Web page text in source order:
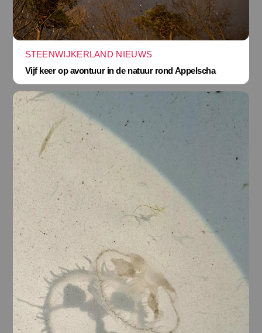
STEENWIJKERLAND NIEUWS
Vijf keer op avontuur in de natuur rond Appelscha